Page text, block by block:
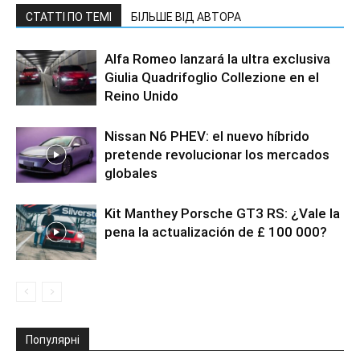
СТАТТІ ПО ТЕМІ БІЛЬШЕ ВІД АВТОРА
Alfa Romeo lanzará la ultra exclusiva
Giulia Quadrifoglio Collezione en el
Reino Unido
Nissan N6 PHEV: el nuevo híbrido
pretende revolucionar los mercados
globales
Kit Manthey Porsche GT3 RS: ¿Vale la
pena la actualización de £ 100 000?
Популярні